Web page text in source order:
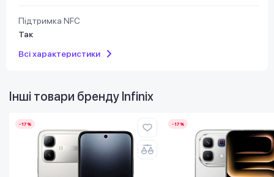
Підтримка NFC
Так
Всі характеристики
Інші товари бренду Infinix
-17% -17%